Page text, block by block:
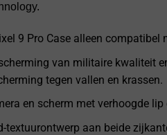
9 Pro Case alleen compatibel
van militaire kwaliteit
tegen vallen en krassen.
en scherm met verhoogde lip
textuurontwerp aan beide